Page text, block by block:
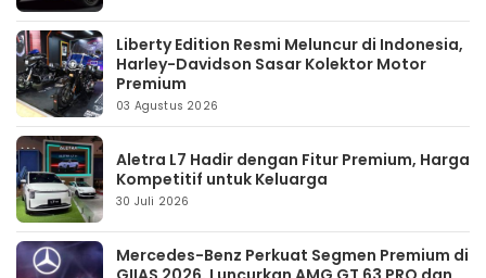
Liberty Edition Resmi Meluncur di Indonesia,
Harley-Davidson Sasar Kolektor Motor
Premium
03 Agustus 2026
Aletra L7 Hadir dengan Fitur Premium, Harga
Kompetitif untuk Keluarga
30 Juli 2026
Mercedes-Benz Perkuat Segmen Premium di